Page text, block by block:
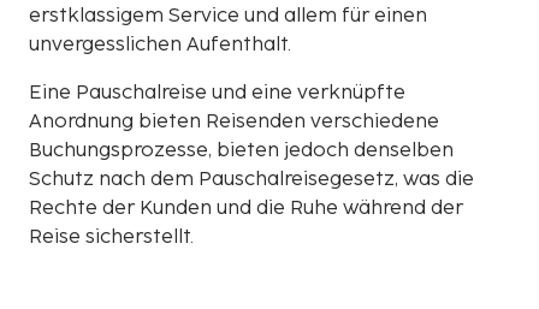
erstklassigem Service und allem für einen
unvergesslichen Aufenthalt.
Eine Pauschalreise und eine verknüpfte
Anordnung bieten Reisenden verschiedene
Buchungsprozesse, bieten jedoch denselben
Schutz nach dem Pauschalreisegesetz, was die
Rechte der Kunden und die Ruhe während der
Reise sicherstellt.